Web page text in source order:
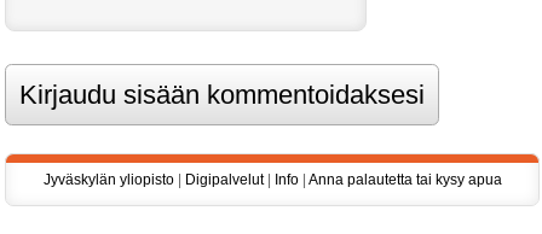
Jyväskylän yliopisto| Digipalvelut| Info| Anna palautetta tai kysy apua